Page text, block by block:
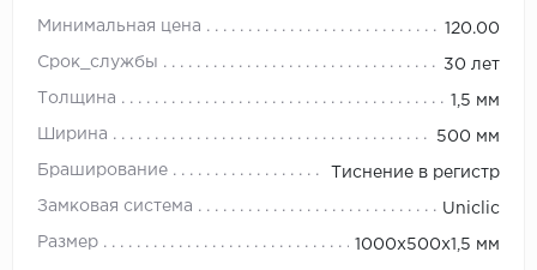
Минимальная цена 120.00
Срок_службы 30 лет
Толщина 1,5 мм
Ширина 500 мм
Браширование Тиснение в регистр
Замковая система Uniclic
Размер 1000х500х1,5 мм